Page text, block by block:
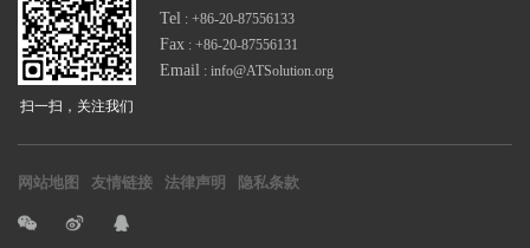
扫一扫，关注我们
Tel : +86-20-87556133
Fax : +86-20-87556131
Email : info@ATSolution.org
网站地图 友情链接 法律声明 隐私条款